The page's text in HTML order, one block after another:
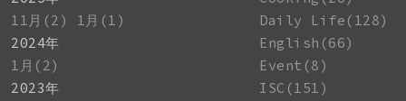
11月(2)
1月(1)
2024年
1月(2)
2023年
Daily Life(128)
English(66)
Event(8)
ISC(151)